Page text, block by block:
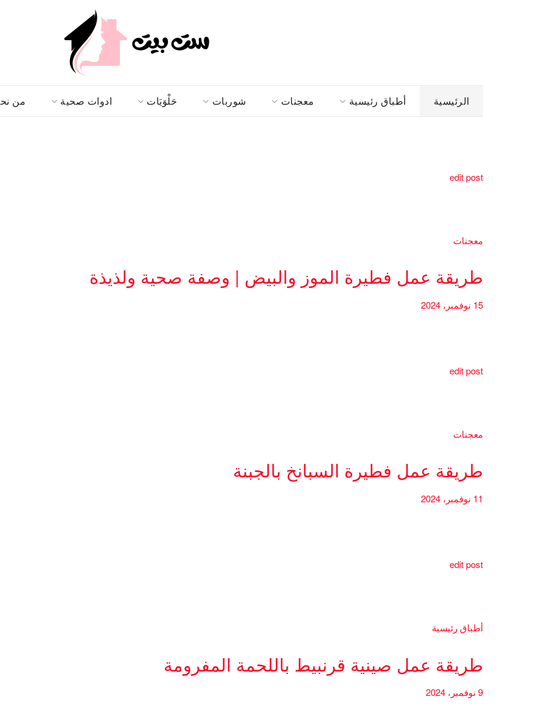
الرئيسية أطباق رئيسية معجنات شوربات حَلْوَيَات ادوات صحية من
edit post
معجنات
طريقة عمل فطيرة الموز والبيض | وصفة صحية ولذيذة
15 نوفمبر، 2024
edit post
معجنات
طريقة عمل فطيرة السبانخ بالجبنة
11 نوفمبر، 2024
edit post
أطباق رئيسية
طريقة عمل صينية قرنبيط باللحمة المفرومة
9 نوفمبر، 2024